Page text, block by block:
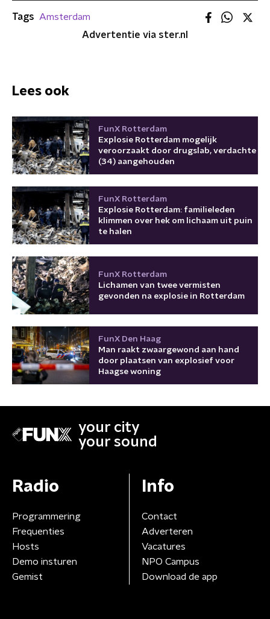
Tags
Amsterdam
Advertentie via ster.nl
Lees ook
FunX Rotterdam
Explosie Rotterdam mogelijk
veroorzaakt door drugslab, verdachte
(34) aangehouden
FunX Rotterdam
Explosie Rotterdam: familieleden
klimmen over hek om lichaam uit puin
te halen
FunX Rotterdam
Lichamen van twee vermisten
gevonden na explosie in Rotterdam
FunX Den Haag
Man raakt zwaargewond aan hand
door plaatsen van explosief voor
Haagse woning
your city
your sound
Radio
Programmering
Frequenties
Hosts
Demo insturen
Gemist
Info
Contact
Adverteren
Vacatures
NPO Campus
Download de app